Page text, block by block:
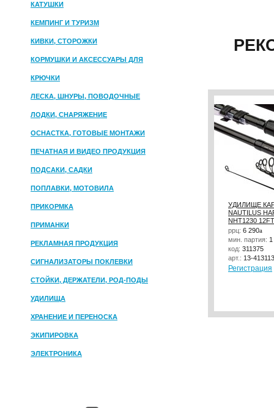
КАТУШКИ
КЕМПИНГ И ТУРИЗМ
КИВКИ, СТОРОЖКИ
КОРМУШКИ И АКСЕССУАРЫ ДЛЯ
ПРИКОРМКИ
КРЮЧКИ
ЛЕСКА, ШНУРЫ, ПОВОДОЧНЫЕ
МАТЕРИАЛЫ
ЛОДКИ, СНАРЯЖЕНИЕ
ОСНАСТКА, ГОТОВЫЕ МОНТАЖИ
ПЕЧАТНАЯ И ВИДЕО ПРОДУКЦИЯ
ПОДСАКИ, САДКИ
ПОПЛАВКИ, МОТОВИЛА
ПРИКОРМКА
ПРИМАНКИ
РЕКЛАМНАЯ ПРОДУКЦИЯ
СИГНАЛИЗАТОРЫ ПОКЛЕВКИ
СТОЙКИ, ДЕРЖАТЕЛИ, РОД-ПОДЫ
УДИЛИЩА
ХРАНЕНИЕ И ПЕРЕНОСКА
ЭКИПИРОВКА
ЭЛЕКТРОНИКА
УДИЛИЩЕ
NAUTILUS
NHT1230
ррц: 6 290a
мин. партия: 1
код: 311375
арт.: 13-
Регистрация